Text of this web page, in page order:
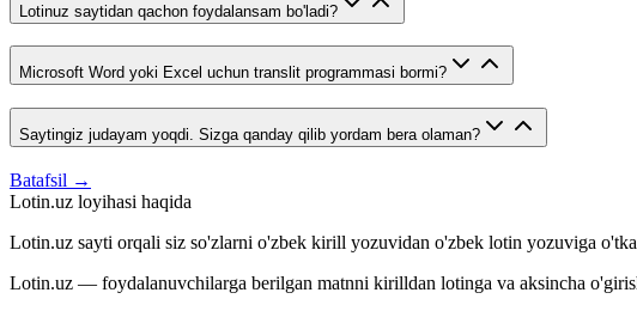
Lotinuz saytidan qachon foydalansam bo'ladi?
Microsoft Word yoki Excel uchun translit programmasi bormi?
Saytingiz judayam yoqdi. Sizga qanday qilib yordam bera olaman?
Batafsil →
Lotin.uz loyihasi haqida
Lotin.uz sayti orqali siz so'zlarni o'zbek kirill yozuvidan o'zbek lotin yozuviga
Lotin.uz — foydalanuvchilarga berilgan matnni kirilldan lotinga va aksincha